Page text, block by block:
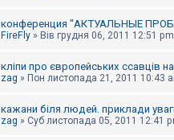
конференция "АКТУАЛЬНЫЕ
FireFly » Вів грудня 06, 2011 12:51 pm
кліпи про європейських ссавців
zag » Пон листопада 21, 2011 10:43
кажани біля людей. приклади
zag » Суб листопада 05, 2011 12:41